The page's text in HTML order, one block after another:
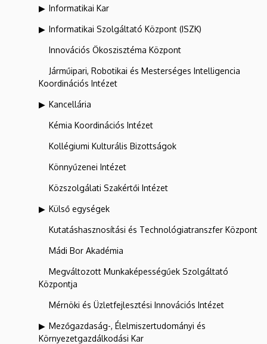
Informatikai Kar
Informatikai Szolgáltató Központ (ISZK)
Innovációs Ökoszisztéma Központ
Járműipari, Robotikai és Mesterséges Intelligencia
Koordinációs Intézet
Kancellária
Kémia Koordinációs Intézet
Kollégiumi Kulturális Bizottságok
Könnyűzenei Intézet
Közszolgálati Szakértői Intézet
Külső egységek
Kutatáshasznosítási és Technológiatranszfer Központ
Mádi Bor Akadémia
Megváltozott Munkaképességűek Szolgáltató
Központja
Mérnöki és Üzletfejlesztési Innovációs Intézet
Mezőgazdaság-, Élelmiszertudományi és
Környezetgazdálkodási Kar